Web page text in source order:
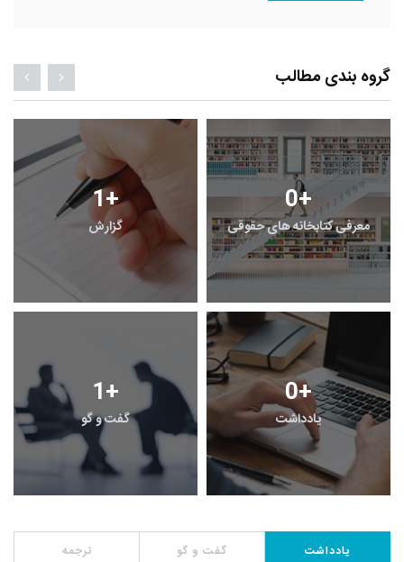
گروه بندی مطالب
1+
گزارش
0+
معرفی کتابخانه های حقوقی
1+
گفت و گو
0+
یادداشت
یادداشت گفت و گو ترجمه